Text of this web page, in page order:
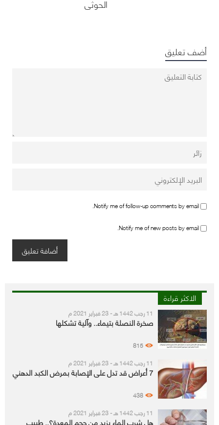
الحوثي
أضف تعليق
Notify me of follow-up comments by email.
Notify me of new posts by email.
الاكثر قراءة
11 رجب 1442 هـ - 23 فبراير 2021 م
صخرة النصلة بتيماء.. وآلية تشكلها
815
11 رجب 1442 هـ - 23 فبراير 2021 م
7 أعراض قد تدل على الإصابة بمرض الكبد الدهني
438
11 رجب 1442 هـ - 23 فبراير 2021 م
هل شرب الماء يزيد من حجم المعدة؟.. طبيب